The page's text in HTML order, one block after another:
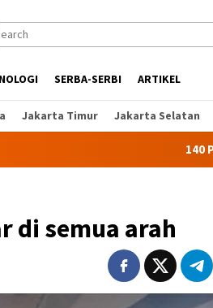
SERBA-SERBI ARTIKEL
Jakarta Timur Jakarta Selatan
140 Peserta Ikut
di semua arah